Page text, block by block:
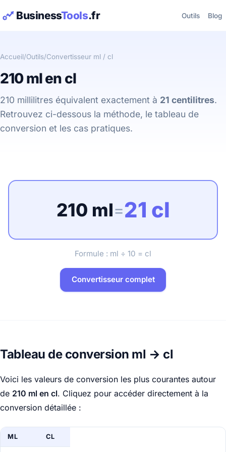
BusinessTools.fr Outils Blog
Accueil/Outils/Convertisseur ml / cl
210 ml en cl
210 millilitres équivalent exactement à 21 centilitres.
Retrouvez ci-dessous la méthode, le tableau de
conversion et les cas pratiques.
210 ml=21 cl
Formule : ml ÷ 10 = cl
Convertisseur complet
Tableau de conversion ml → cl
Voici les valeurs de conversion les plus courantes autour
de 210 ml en cl. Cliquez pour accéder directement à la
conversion détaillée :
ML CL